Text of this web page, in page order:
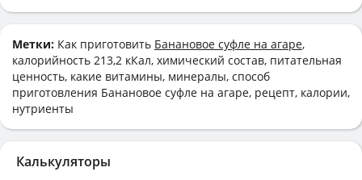
Метки: Как приготовить Банановое суфле на агаре,
калорийность 213,2 кКал, химический состав, питательная
ценность, какие витамины, минералы, способ
приготовления Банановое суфле на агаре, рецепт, калории,
нутриенты
Калькуляторы